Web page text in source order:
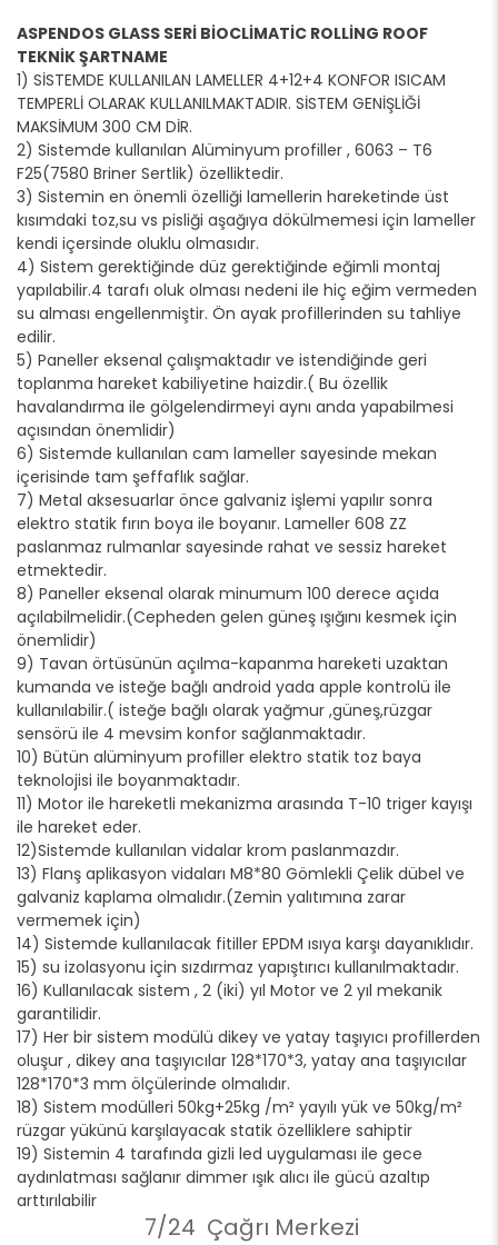
ASPENDOS GLASS SERİ BİOCLİMATİC ROLLİNG ROOF
TEKNİK ŞARTNAME
1) SİSTEMDE KULLANILAN LAMELLER 4+12+4 KONFOR ISICAM
TEMPERLİ OLARAK KULLANILMAKTADIR. SİSTEM GENİŞLİĞİ
MAKSİMUM 300 CM DİR.
2) Sistemde kullanılan Alüminyum profiller , 6063 – T6
F25(7580 Briner Sertlik) özelliktedir.
3) Sistemin en önemli özelliği lamellerin hareketinde üst
kısımdaki toz,su vs pisliği aşağıya dökülmemesi için lameller
kendi içersinde oluklu olmasıdır.
4) Sistem gerektiğinde düz gerektiğinde eğimli montaj
yapılabilir.4 tarafı oluk olması nedeni ile hiç eğim vermeden
su alması engellenmiştir. Ön ayak profillerinden su tahliye
edilir.
5) Paneller eksenal çalışmaktadır ve istendiğinde geri
toplanma hareket kabiliyetine haizdir.( Bu özellik
havalandırma ile gölgelendirmeyi aynı anda yapabilmesi
açısından önemlidir)
6) Sistemde kullanılan cam lameller sayesinde mekan
içerisinde tam şeffaflık sağlar.
7) Metal aksesuarlar önce galvaniz işlemi yapılır sonra
elektro statik fırın boya ile boyanır. Lameller 608 ZZ
paslanmaz rulmanlar sayesinde rahat ve sessiz hareket
etmektedir.
8) Paneller eksenal olarak minumum 100 derece açıda
açılabilmelidir.(Cepheden gelen güneş ışığını kesmek için
önemlidir)
9) Tavan örtüsünün açılma-kapanma hareketi uzaktan
kumanda ve isteğe bağlı android yada apple kontrolü ile
kullanılabilir.( isteğe bağlı olarak yağmur ,güneş,rüzgar
sensörü ile 4 mevsim konfor sağlanmaktadır.
10) Bütün alüminyum profiller elektro statik toz baya
teknolojisi ile boyanmaktadır.
11) Motor ile hareketli mekanizma arasında T-10 triger kayışı
ile hareket eder.
12)Sistemde kullanılan vidalar krom paslanmazdır.
13) Flanş aplikasyon vidaları M8*80 Gömlekli Çelik dübel ve
galvaniz kaplama olmalıdır.(Zemin yalıtımına zarar
vermemek için)
14) Sistemde kullanılacak fitiller EPDM ısıya karşı dayanıklıdır.
15) su izolasyonu için sızdırmaz yapıştırıcı kullanılmaktadır.
16) Kullanılacak sistem , 2 (iki) yıl Motor ve 2 yıl mekanik
garantilidir.
17) Her bir sistem modülü dikey ve yatay taşıyıcı profillerden
oluşur , dikey ana taşıyıcılar 128*170*3, yatay ana taşıyıcılar
128*170*3 mm ölçülerinde olmalıdır.
18) Sistem modülleri 50kg+25kg /m² yayılı yük ve 50kg/m²
rüzgar yükünü karşılayacak statik özelliklere sahiptir
19) Sistemin 4 tarafında gizli led uygulaması ile gece
aydınlatması sağlanır dimmer ışık alıcı ile gücü azaltıp
arttırılabilir
7/24 Çağrı Merkezi